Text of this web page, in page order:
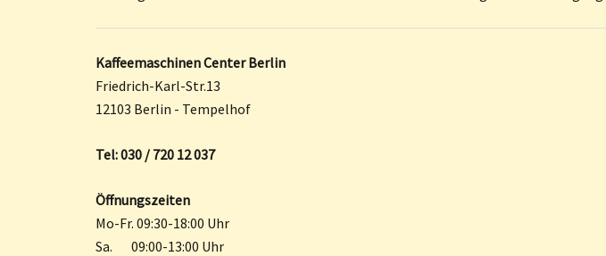
Kaffeemaschinen Center Berlin
Friedrich-Karl-Str.13
12103 Berlin - Tempelhof
Tel: 030 / 720 12 037
Öffnungszeiten
Mo-Fr. 09:30-18:00 Uhr
Sa. 09:00-13:00 Uhr